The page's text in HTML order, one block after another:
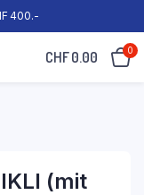
400.-
CHF0.00 0
(mit